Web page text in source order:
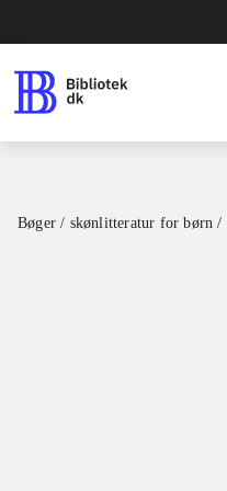
Bøger / skønlitteratur for børn /